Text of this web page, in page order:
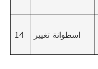
14 اسطوانة تغيير